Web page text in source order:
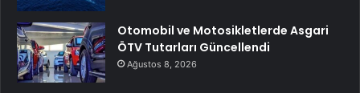
Otomobil ve Motosikletlerde Asgari
ÖTV Tutarları Güncellendi
Ağustos 8, 2026